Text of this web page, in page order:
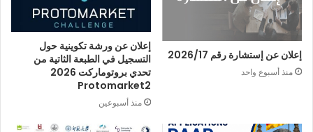
إعلان عن إستشارة رقم 2026/17
منذ أسبوع واحد
إعلان عن ورشة تكوينية حول
التسجيل في الطبعة الثاتية من
تحدي بروتوماركت 2026
Protomarket2
منذ أسبوعين